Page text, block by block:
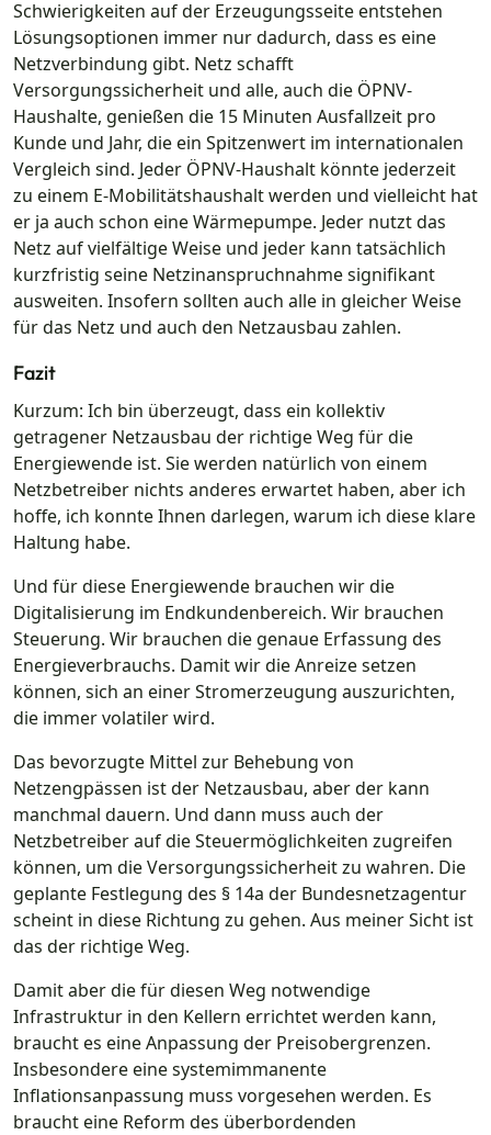
Schwierigkeiten auf der Erzeugungsseite entstehen
Lösungsoptionen immer nur dadurch, dass es eine
Netzverbindung gibt. Netz schafft
Versorgungssicherheit und alle, auch die ÖPNV-
Haushalte, genießen die 15 Minuten Ausfallzeit pro
Kunde und Jahr, die ein Spitzenwert im internationalen
Vergleich sind. Jeder ÖPNV-Haushalt könnte jederzeit
zu einem E-Mobilitätshaushalt werden und vielleicht hat
er ja auch schon eine Wärmepumpe. Jeder nutzt das
Netz auf vielfältige Weise und jeder kann tatsächlich
kurzfristig seine Netzinanspruchnahme signifikant
ausweiten. Insofern sollten auch alle in gleicher Weise
für das Netz und auch den Netzausbau zahlen.
Fazit
Kurzum: Ich bin überzeugt, dass ein kollektiv
getragener Netzausbau der richtige Weg für die
Energiewende ist. Sie werden natürlich von einem
Netzbetreiber nichts anderes erwartet haben, aber ich
hoffe, ich konnte Ihnen darlegen, warum ich diese klare
Haltung habe.
Und für diese Energiewende brauchen wir die
Digitalisierung im Endkundenbereich. Wir brauchen
Steuerung. Wir brauchen die genaue Erfassung des
Energieverbrauchs. Damit wir die Anreize setzen
können, sich an einer Stromerzeugung auszurichten,
die immer volatiler wird.
Das bevorzugte Mittel zur Behebung von
Netzengpässen ist der Netzausbau, aber der kann
manchmal dauern. Und dann muss auch der
Netzbetreiber auf die Steuermöglichkeiten zugreifen
können, um die Versorgungssicherheit zu wahren. Die
geplante Festlegung des § 14a der Bundesnetzagentur
scheint in diese Richtung zu gehen. Aus meiner Sicht ist
das der richtige Weg.
Damit aber die für diesen Weg notwendige
Infrastruktur in den Kellern errichtet werden kann,
braucht es eine Anpassung der Preisobergrenzen.
Insbesondere eine systemimmanente
Inflationsanpassung muss vorgesehen werden. Es
braucht eine Reform des überbordenden